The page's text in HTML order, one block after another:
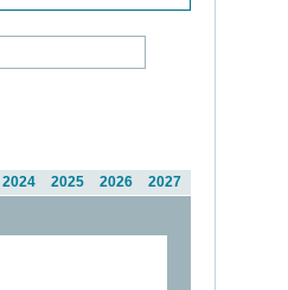
2027
2026
2025
2024